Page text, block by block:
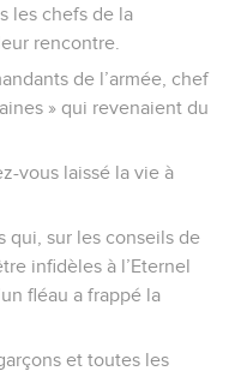
les chefs de la
rencontre.
de l’armée, chef
» qui revenaient du
vous laissé la vie à
qui, sur les conseils de
infidèles à l’Eternel
fléau a frappé la
et toutes les